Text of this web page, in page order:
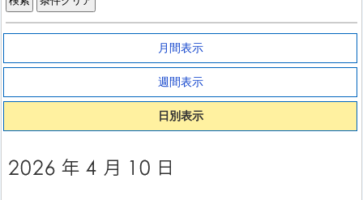
月間表示
週間表示
日別表示